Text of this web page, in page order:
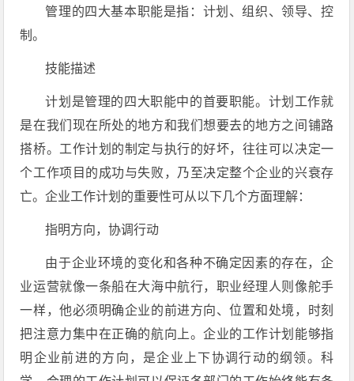
管理的四大基本职能是指：计划、组织、领导、控
制。
技能描述
计划是管理的四大职能中的首要职能。计划工作就
是在我们现在所处的地方和我们想要去的地方之间铺路
搭桥。工作计划的制定与执行的好坏，往往可以决定一
个工作项目的成功与失败，乃至决定整个企业的兴衰存
亡。企业工作计划的重要性可从以下几个方面理解：
指明方向，协调行动
由于企业环境的变化和各种不确定因素的存在，企
业运营就像一条船在大海中航行，职业经理人则像舵手
一样，他必须明确企业的前进方向、位置和处境，时刻
把注意力集中在正确的航向上。企业的工作计划能够指
明企业前进的方向，是企业上下协调行动的纲领。科